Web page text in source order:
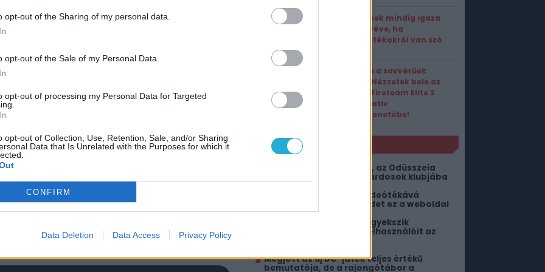
opt-out of the Sharing of my personal data.
opt-out of the Sale of my Personal Data.
opt-out of processing my Personal Data for Targeted
opt-out of Collection, Use, Retention, Sale, and/or Sharing
Data that Is Unrelated with the Purposes for which it
CONFIRM
Data Deletion Data Access Privacy Policy
eladásokat”– mondta Zelnick.
ös menetrend alapján ugyanis jelentős
terén, és nem csak miattunk, hanem
emiatt”– tette hozzá. Tekintve, hogy sokak
majd a kereslet a Sony félgenerációs
olyanok, akik hírünk alanya miatt fognak
vagy Xbox) – én legalábbis ismerek olyat,
után vett anno PS4-et. Ha minden a
mennyire ugrottak meg az eladások a
kérdés, hogy meddig kell várniuk a PC
GamesIndustry.biz
A vevőnek mindig igaza
van, kivéve, ha
videójátékokról van szó
Négyen a savvérűek
ellen – Nézzetek bele az
Aliens: Fireteam Elite 2
kooperatív
játékmenetébe!
AJÁNLÓ
Főhet a gyűlölködők feje, az Odüsszeia
ugyanis belépett a milliárdosok klubjába
Virtuálisan bejárható videótékává
változtatja a böngésződet ez a weboldal
Korlátlan ChatGPT-vel igyekszik
lekenyerezni ingyenes felhasználóit az
Megjött az új DC-játék teljes értékű
bemutatója, de a rajongótábor a